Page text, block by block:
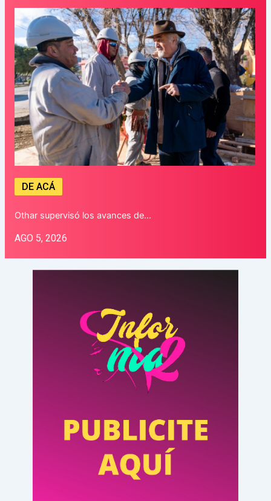
DE ACÁ
Othar supervisó los avances de…
AGO 5, 2026